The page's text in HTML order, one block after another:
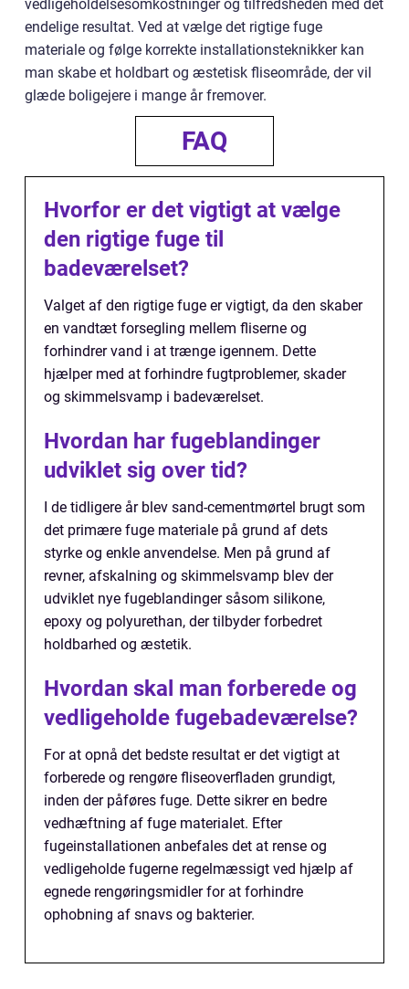
vedligeholdelsesomkostninger og tilfredsheden med det
endelige resultat. Ved at vælge det rigtige fuge
materiale og følge korrekte installationsteknikker kan
man skabe et holdbart og æstetisk fliseområde, der vil
glæde boligejere i mange år fremover.
FAQ
Hvorfor er det vigtigt at vælge
den rigtige fuge til
badeværelset?
Valget af den rigtige fuge er vigtigt, da den skaber
en vandtæt forsegling mellem fliserne og
forhindrer vand i at trænge igennem. Dette
hjælper med at forhindre fugtproblemer, skader
og skimmelsvamp i badeværelset.
Hvordan har fugeblandinger
udviklet sig over tid?
I de tidligere år blev sand-cementmørtel brugt som
det primære fuge materiale på grund af dets
styrke og enkle anvendelse. Men på grund af
revner, afskalning og skimmelsvamp blev der
udviklet nye fugeblandinger såsom silikone,
epoxy og polyurethan, der tilbyder forbedret
holdbarhed og æstetik.
Hvordan skal man forberede og
vedligeholde fugebadeværelse?
For at opnå det bedste resultat er det vigtigt at
forberede og rengøre fliseoverfladen grundigt,
inden der påføres fuge. Dette sikrer en bedre
vedhæftning af fuge materialet. Efter
fugeinstallationen anbefales det at rense og
vedligeholde fugerne regelmæssigt ved hjælp af
egnede rengøringsmidler for at forhindre
ophobning af snavs og bakterier.